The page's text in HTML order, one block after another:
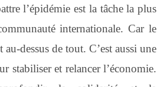
l’épidémie est la tâche la plus
internationale. Car le
dessus de tout. C’est aussi une
stabiliser et relancer l’économie.